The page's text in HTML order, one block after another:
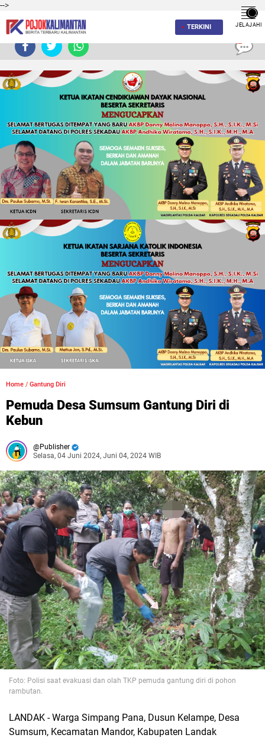
-->
TERKINI JELAJAHI
Home / Gantung Diri
Pemuda Desa Sumsum Gantung Diri di
Kebun
Publisher
Selasa, 04 Juni 2024, Juni 04, 2024 WIB
Foto: Polisi saat evakuasi dan olah TKP pemuda gantung diri di pohon
rambutan.
LANDAK - Warga Simpang Pana, Dusun Kelampe, Desa
Sumsum, Kecamatan Mandor, Kabupaten Landak